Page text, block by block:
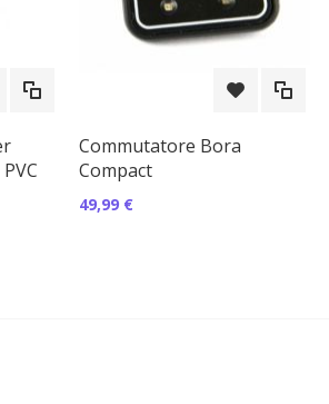
Commutatore Bora
Compact
49,99 €